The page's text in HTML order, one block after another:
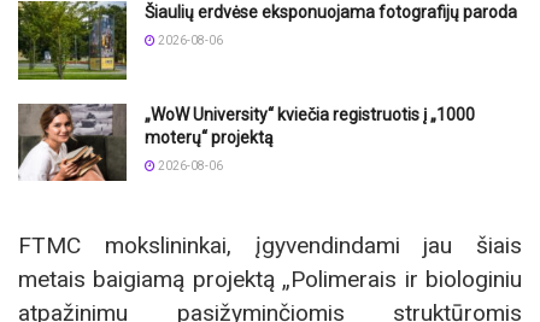
Šiaulių erdvėse eksponuojama fotografijų paroda
2026-08-06
„WoW University“ kviečia registruotis į „1000
moterų“ projektą
2026-08-06
FTMC mokslininkai, įgyvendindami jau šiais
metais baigiamą projektą „Polimerais ir biologiniu
atpažinimu pasižyminčiomis struktūromis